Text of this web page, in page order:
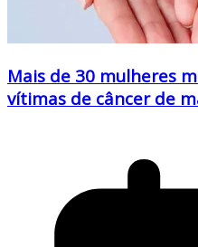
Mais de 30 mulheres
vítimas de câncer de